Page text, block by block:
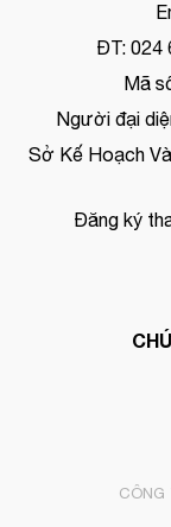
ĐT: 024
Mã
Người đại
Sở Kế Hoạch
Đăng ký